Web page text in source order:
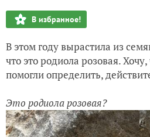
В избранное!
В этом году вырастила из
что это родиола розовая.
помогли определить,
Это родиола розовая?